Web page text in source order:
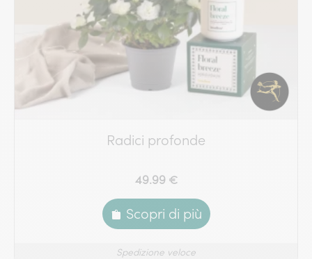
Radici profonde
49.99 €
Scopri di più
Spedizione veloce